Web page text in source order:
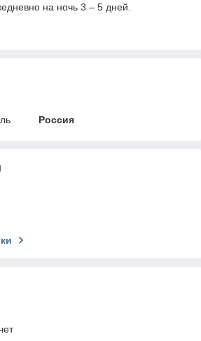
на ночь 3 – 5 дней.
Россия